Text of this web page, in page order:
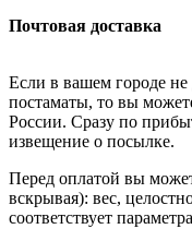
Почтовая доставка
Если в вашем городе не
постаматы, то вы
России. Сразу по
извещение о посылке.
Перед оплатой вы
вскрывая): вес,
соответствует